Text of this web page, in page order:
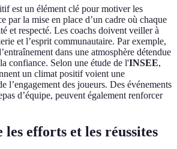
est un élément clé pour motiver les
par la mise en place d’un cadre où chaque
et respecté. Les coachs doivent veiller à
et l’esprit communautaire. Par exemple,
dans une atmosphère détendue
confiance. Selon une étude de l'INSEE,
un climat positif voient une
l’engagement des joueurs. Des événements
d’équipe, peuvent également renforcer
les efforts et les réussites